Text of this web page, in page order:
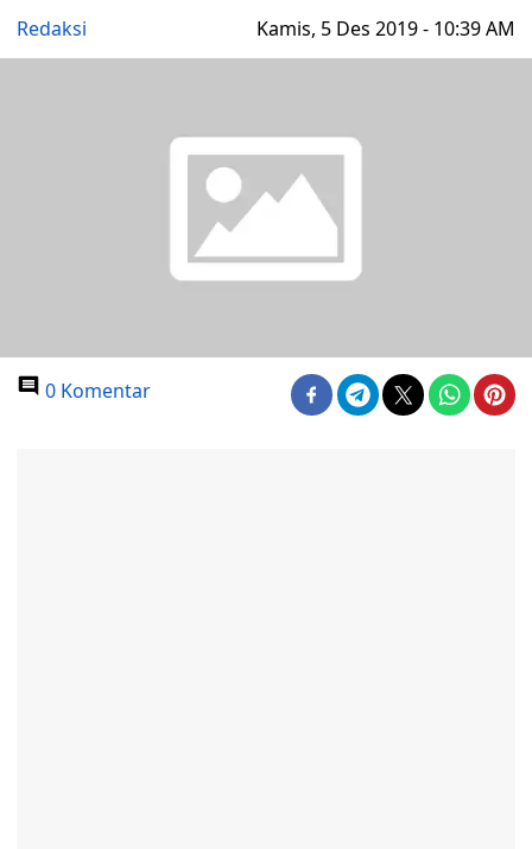
Redaksi Kamis, 5 Des 2019 - 10:39 AM
0 Komentar